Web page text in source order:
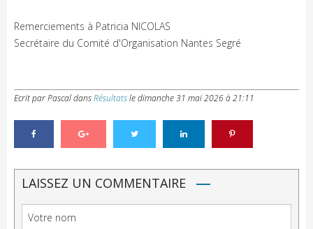
Remerciements à Patricia NICOLAS
Secrétaire du Comité d'Organisation Nantes Segré
Ecrit par PascaldansRésultatsledimanche 31 mai 2026 à 21:11
LAISSEZ UN COMMENTAIRE